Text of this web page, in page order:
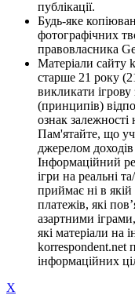
публікації.
Будь-яке
фотографічних
правовласника
Матеріали сайту
старше 21 року
викликати
(принципів)
ознак залежності
Пам'ятайте, що
джерелом
Інформаційний
ігри на реальні
приймає ні в
платежів, які
азартними
які матеріали на
korrespondent.net
інформаційних
X